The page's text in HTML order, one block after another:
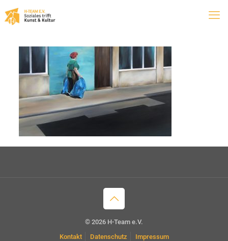
© 2026 H-Team e.V.
Kontakt
Datenschutz Impressum